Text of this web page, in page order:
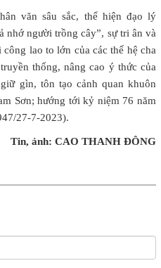
văn sâu sắc, thể hiện đạo lý
nhớ người trồng cây”, sự tri ân và
lao to lớn của các thế hệ cha
thống, nâng cao ý thức của
gìn, tôn tạo cảnh quan khuôn
Sơn; hướng tới kỷ niệm 76 năm
27-7-2023).
Tin, ảnh: CAO THANH ĐÔNG